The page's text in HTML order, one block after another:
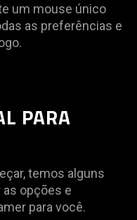
um mouse único
as preferências e
PARA
temos alguns
opções e
para você.